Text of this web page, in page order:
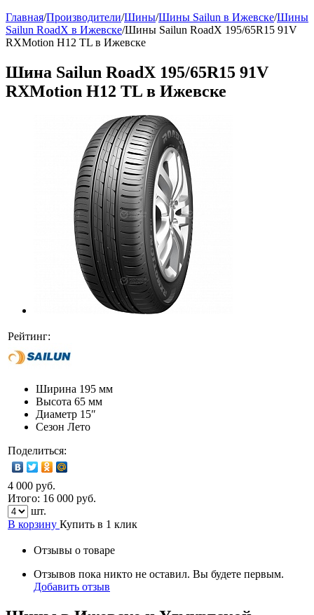
Главная/Производители/Шины/Шины Sailun в Ижевске/Шины
Sailun RoadX в Ижевске/Шины Sailun RoadX 195/65R15 91V
RXMotion H12 TL в Ижевске
Шина Sailun RoadX 195/65R15 91V
RXMotion H12 TL в Ижевске
Рейтинг:
Ширина 195 мм
Высота 65 мм
Диаметр 15″
Сезон Лето
Поделиться:
4 000 руб.
Итого: 16 000 руб.
шт.
В корзину Купить в 1 клик
Отзывы о товаре
Отзывов пока никто не оставил. Вы будете первым.
Добавить отзыв